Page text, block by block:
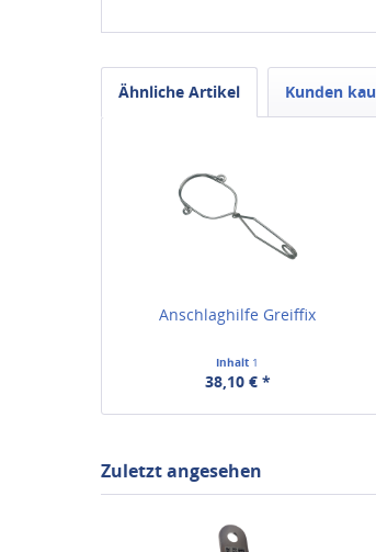
Ähnliche Artikel Kunden
Anschlaghilfe Greiffix
Inhalt 1
38,10 € *
Zuletzt angesehen